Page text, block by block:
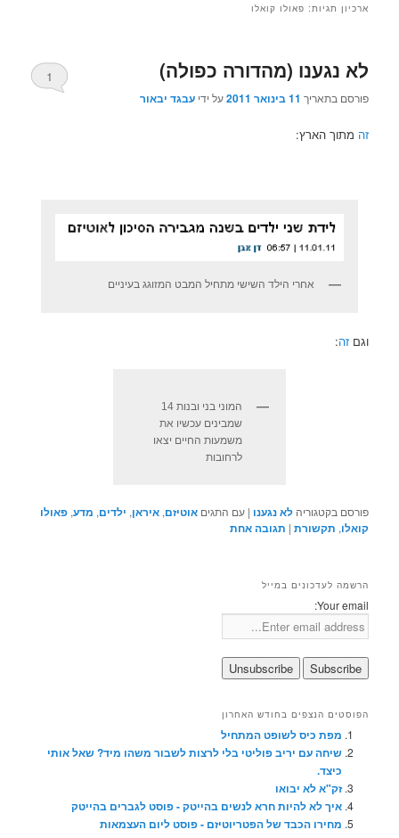
ארכיון תגיות: פאולו קואלו
לא נגענו (מהדורה כפולה)
פורסם בתאריך 11 בינואר 2011 על ידיעבגד יבאור
1
זה מתוך הארץ:
אחרי הילד השישי מתחיל המבט המזוגג בעיניים
וגםזה:
המוני בני ובנות 14
שמבינים עכשיו את
משמעות החיים יצאו
לרחובות
פורסם בקטגוריה לא נגענו |עם התגים אוטיזם,איראן, ילדים, מדע,פאולו
קואלו, תקשורת | תגובהאחת
הרשמה לעדכונים במייל
Your email:
הפוסטים הנצפים בחודש האחרון
מפת כיס לשופט המתחיל
שיחה עם יריב פוליטי בלי לרצות לשבור משהו מיד? שאל אותי
כיצד.
זק"א לא יבואו
איך לא להיות חרא לנשים בהייטק - פוסט לגברים בהייטק
מחירו הכבד של הפטריוטיזם - פוסט ליום העצמאות